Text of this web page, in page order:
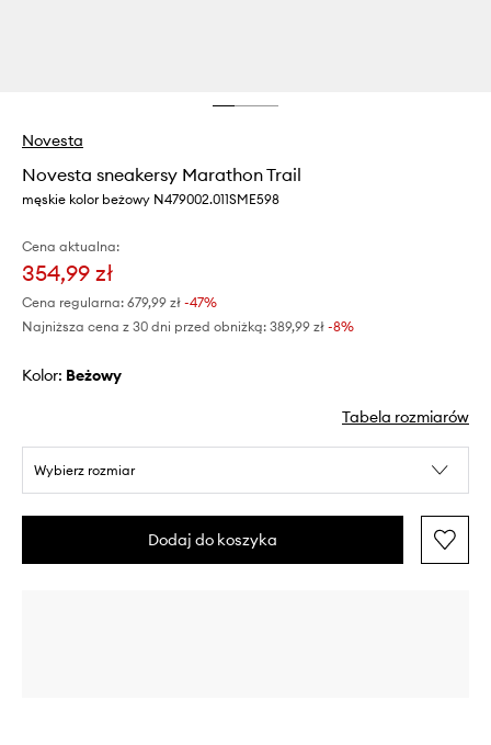
Novesta
Novesta sneakersy Marathon Trail
męskie kolor beżowy N479002.011SME598
Cena aktualna:
354,99 zł
Cena regularna: 679,99 zł -47%
Najniższa cena z 30 dni przed obniżką: 389,99 zł -8%
Kolor: beżowy
Tabela rozmiarów
Wybierz rozmiar
Dodaj do koszyka